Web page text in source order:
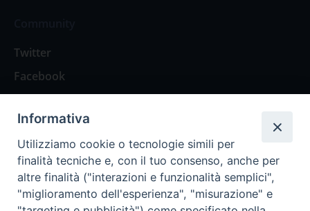
Twitter
Facebook
Contattaci
Spazio Lettori
Eventi
Informativa
Utilizziamo cookie o tecnologie simili per
finalità tecniche e, con il tuo consenso, anche per
altre finalità ("interazioni e funzionalità semplici",
"miglioramento dell'esperienza", "misurazione" e